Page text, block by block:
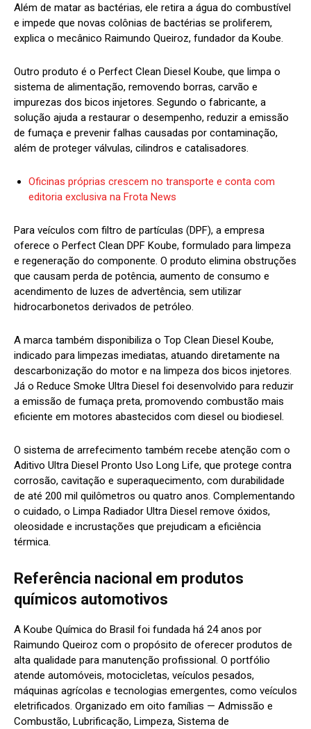
Além de matar as bactérias, ele retira a água do combustível
e impede que novas colônias de bactérias se proliferem,
explica o mecânico Raimundo Queiroz, fundador da Koube.
Outro produto é o Perfect Clean Diesel Koube, que limpa o
sistema de alimentação, removendo borras, carvão e
impurezas dos bicos injetores. Segundo o fabricante, a
solução ajuda a restaurar o desempenho, reduzir a emissão
de fumaça e prevenir falhas causadas por contaminação,
além de proteger válvulas, cilindros e catalisadores.
Oficinas próprias crescem no transporte e conta com
editoria exclusiva na Frota News
Para veículos com filtro de partículas (DPF), a empresa
oferece o Perfect Clean DPF Koube, formulado para limpeza
e regeneração do componente. O produto elimina obstruções
que causam perda de potência, aumento de consumo e
acendimento de luzes de advertência, sem utilizar
hidrocarbonetos derivados de petróleo.
A marca também disponibiliza o Top Clean Diesel Koube,
indicado para limpezas imediatas, atuando diretamente na
descarbonização do motor e na limpeza dos bicos injetores.
Já o Reduce Smoke Ultra Diesel foi desenvolvido para reduzir
a emissão de fumaça preta, promovendo combustão mais
eficiente em motores abastecidos com diesel ou biodiesel.
O sistema de arrefecimento também recebe atenção com o
Aditivo Ultra Diesel Pronto Uso Long Life, que protege contra
corrosão, cavitação e superaquecimento, com durabilidade
de até 200 mil quilômetros ou quatro anos. Complementando
o cuidado, o Limpa Radiador Ultra Diesel remove óxidos,
oleosidade e incrustações que prejudicam a eficiência
térmica.
Referência nacional em produtos
químicos automotivos
A Koube Química do Brasil foi fundada há 24 anos por
Raimundo Queiroz com o propósito de oferecer produtos de
alta qualidade para manutenção profissional. O portfólio
atende automóveis, motocicletas, veículos pesados,
máquinas agrícolas e tecnologias emergentes, como veículos
eletrificados. Organizado em oito famílias — Admissão e
Combustão, Lubrificação, Limpeza, Sistema de